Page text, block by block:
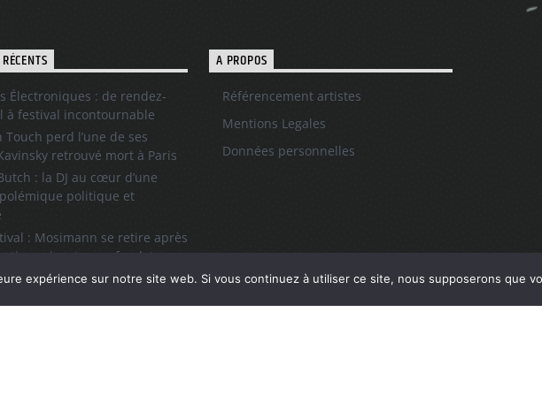
Électroniques : de rendez-
à festival incontournable
Touch perd l’une de ses
retrouvé mort à Paris
: la DJ au cœur d’une
politique et
: Mosimann se retire après
visant un cofondateur
l’icône du hip-hop et de la
A PROPOS
Référencement artistes
Mentions Legales
Données personnelles
expérience sur notre site web. Si vous continuez à utiliser ce site, nous supposerons que